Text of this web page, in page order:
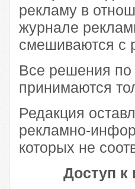
рекламу в
журнале
смешиваются с
Все решения
принимаются
Редакция
рекламно-
которых не
Доступ